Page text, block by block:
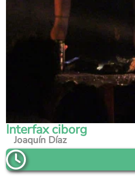
Interfax ciborg
Joaquín Díaz